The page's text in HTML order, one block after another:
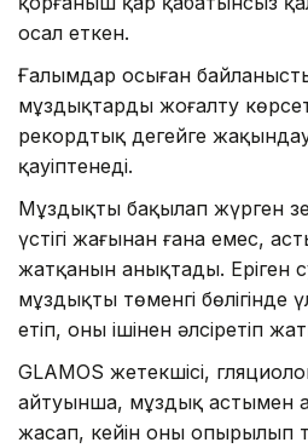
осал еткен.
Ғалымдар осыған
мұздықтардың жоғалту
рекордтық деңгейге
қауіптенеді.
Мұздықты бақылап жүрген
үстіңгі жағынан ғана емес,
жатқанын анықтады. Еріген
мұздықтың төменгі
етіп, оны ішінен әлсіретіп
GLAMOS жетекшісі,
айтуынша, мұздық астымен
жасап, кейін оның опырылып